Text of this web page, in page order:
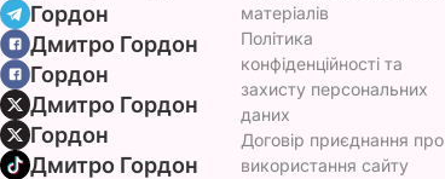
Гордон
Дмитро Гордон
Гордон
Дмитро Гордон
Гордон
Дмитро Гордон
матеріалів
Політика
конфіденційності та
захисту персональних
даних
Договір приєднання про
використання сайту